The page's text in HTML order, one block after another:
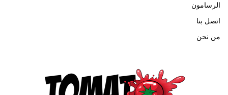
الرسامون
اتصل بنا
من نحن